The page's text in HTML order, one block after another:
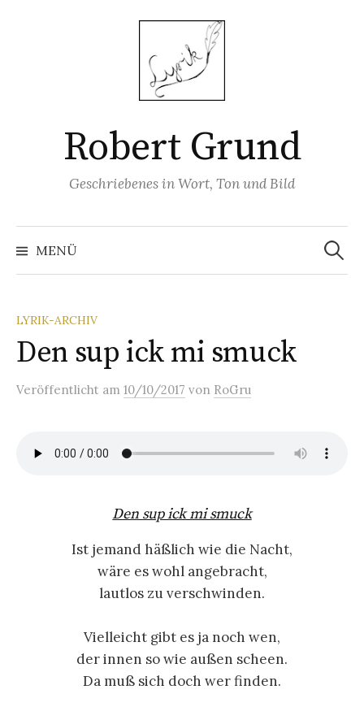
Robert Grund
Geschriebenes in Wort, Ton und Bild
MENÜ
Suchen
nach:
LYRIK-ARCHIV
Den sup ick mi smuck
Veröffentlicht am 10/10/2017 von RoGru
Den sup ick mi smuck
Ist jemand häßlich wie die Nacht,
wäre es wohl angebracht,
lautlos zu verschwinden.
Vielleicht gibt es ja noch wen,
der innen so wie außen scheen.
Da muß sich doch wer finden.